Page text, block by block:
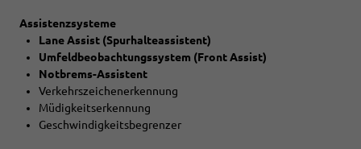
Assistenzsysteme
Lane Assist (Spurhalteassistent)
Umfeldbeobachtungssystem (Front Assist)
Notbrems-Assistent
Verkehrszeichenerkennung
Müdigkeitserkennung
Geschwindigkeitsbegrenzer